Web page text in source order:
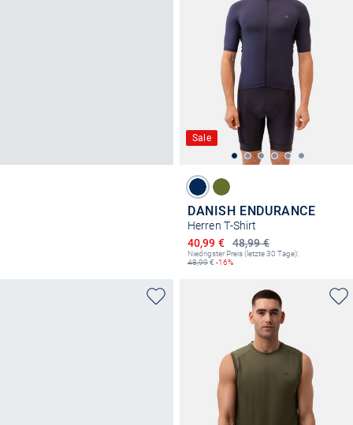
Sale
DANISH ENDURANCE
Herren T-Shirt
48,99 €
Ermäßigter Preis
40,99 €
Niedrigster Preis (letzte 30 Tage):
48,99€ -16%